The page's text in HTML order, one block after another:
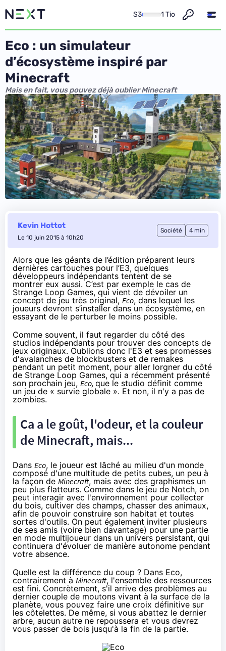
S3 1 Tio
Eco : un simulateur
d’écosystème inspiré par
Minecraft
Mais en fait, vous pouvez déjà oublier Minecraft
Kevin Hottot
Le 10 juin 2015 à 10h20
Société 4 min
Alors que les géants de l’édition préparent leurs
dernières cartouches pour l’E3, quelques
développeurs indépendants tentent de se
montrer eux aussi. C’est par exemple le cas de
Strange Loop Games, qui vient de dévoiler un
concept de jeu très original, Eco, dans lequel les
joueurs devront s’installer dans un écosystème, en
essayant de le perturber le moins possible.
Comme souvent, il faut regarder du côté des
studios indépendants pour trouver des concepts de
jeux originaux. Oublions donc l'E3 et ses promesses
d'avalanches de blockbusters et de remakes
pendant un petit moment, pour aller lorgner du côté
de Strange Loop Games, qui a récemment présenté
son prochain jeu, Eco, que le studio définit comme
un jeu de « survie globale ». Et non, il n'y a pas de
zombies.
Ca a le goût, l'odeur, et la couleur
de Minecraft, mais...
Dans Eco, le joueur est lâché au milieu d'un monde
composé d'une multitude de petits cubes, un peu à
la façon de Minecraft, mais avec des graphismes un
peu plus flatteurs. Comme dans le jeu de Notch, on
peut interagir avec l'environnement pour collecter
du bois, cultiver des champs, chasser des animaux,
afin de pouvoir construire son habitat et toutes
sortes d'outils. On peut également inviter plusieurs
de ses amis (voire bien davantage) pour une partie
en mode multijoueur dans un univers persistant, qui
continuera d'évoluer de manière autonome pendant
votre absence.
Quelle est la différence du coup ? Dans Eco,
contrairement à Minecraft, l'ensemble des ressources
est fini. Concrètement, s'il arrive des problèmes au
dernier couple de moutons vivant à la surface de la
planète, vous pouvez faire une croix définitive sur
les côtelettes. De même, si vous abattez le dernier
arbre, aucun autre ne repoussera et vous devrez
vous passer de bois jusqu'à la fin de la partie.